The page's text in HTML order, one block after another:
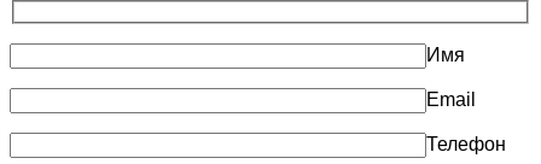
Имя
Email
Телефон